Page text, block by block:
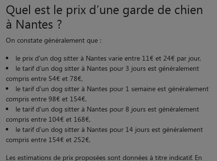
Quel est le prix d’une garde de chien
à Nantes ?
On constate généralement que :
le prix d’un dog sitter à Nantes varie entre 11€ et 24€ par jour,
le tarif d’un dog sitter à Nantes pour 3 jours est généralement
compris entre 54€ et 78€,
le tarif d’un dog sitter à Nantes pour 1 semaine est généralement
compris entre 98€ et 154€,
le tarif d’un dog sitter à Nantes pour 8 jours est généralement
compris entre 104€ et 168€,
le tarif d’un dog sitter à Nantes pour 14 jours est généralement
compris entre 154€ et 252€,
Les estimations de prix proposées sont données à titre indicatif. En